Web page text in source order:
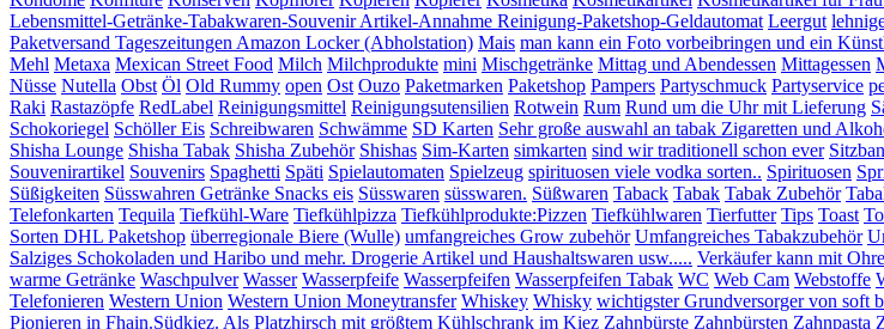
Lebensmittel-Getränke-Tabakwaren-Souvenir Artikel-Annahme Reinigung-Paketshop-Geldautomat Leergut
Paketversand Tageszeitungen Amazon Locker (Abholstation) Mais man kann ein Foto vorbeibringen und ein
Mehl Metaxa Mexican Street Food Milch Milchprodukte mini Mischgetränke Mittag und Abendessen Mittagessen
Nüsse Nutella Obst Öl Old Rummy open Ost Ouzo Paketmarken Paketshop Pampers Partyschmuck Partyservice
Raki Rastazöpfe RedLabel Reinigungsmittel Reinigungsutensilien Rotwein Rum Rund um die Uhr mit Lieferung
Schokoriegel Schöller Eis Schreibwaren Schwämme SD Karten Sehr große auswahl an tabak Zigaretten und
Shisha Lounge Shisha Tabak Shisha Zubehör Shishas Sim-Karten simkarten sind wir traditionell schon ever
Souvenirartikel Souvenirs Spaghetti Späti Spielautomaten Spielzeug spirituosen viele vodka sorten.. Spirituosen
Süßigkeiten Süsswahren Getränke Snacks eis Süsswaren süsswaren. Süßwaren Taback Tabak Tabak Zubehör
Telefonkarten Tequila Tiefkühl-Ware Tiefkühlpizza Tiefkühlprodukte:Pizzen Tiefkühlwaren Tierfutter Tips Toast
Sorten DHL Paketshop überregionale Biere (Wulle) umfangreiches Grow zubehör Umfangreiches Tabakzubehör
Salziges Schokoladen und Haribo und mehr. Drogerie Artikel und Haushaltswaren usw..... Verkäufer kann mit
warme Getränke Waschpulver Wasser Wasserpfeife Wasserpfeifen Wasserpfeifen Tabak WC Web Cam Webstoffe
Telefonieren Western Union Western Union Moneytransfer Whiskey Whisky wichtigster Grundversorger von soft
Pionieren in Fhain.Südkiez. Als Platzhirsch mit größtem Kühlschrank im Kiez Zahnbürste Zahnbürsten Zahnpasta